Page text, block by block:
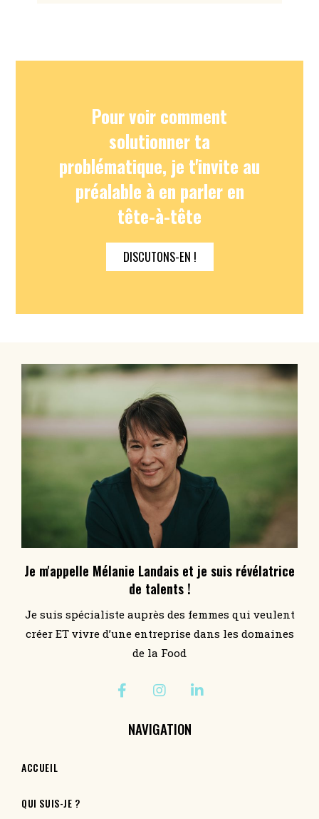
Pour voir comment
solutionner ta
problématique, je t'invite au
préalable à en parler en
tête-à-tête
DISCUTONS-EN !
Je m'appelle Mélanie Landais et je suis révélatrice
de talents !
Je suis spécialiste auprès des femmes qui veulent
créer ET vivre d’une entreprise dans les domaines
de la Food
NAVIGATION
ACCUEIL
QUI SUIS-JE ?